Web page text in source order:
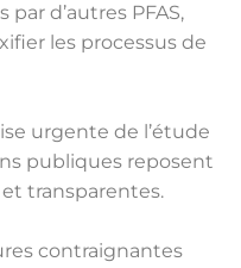
d’autres PFAS,
les processus de
urgente de l’étude
publiques reposent
transparentes.
contraignantes